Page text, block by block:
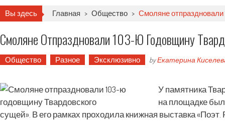
Вы здесь Главная > Общество > Смоляне отпраздновали
Смоляне Отпраздновали 103-Ю Годовщину
Общество Разное Эксклюзивно byЕкатерина
У памятника
на площадке был
сущей». В его рамках проходила книжная выставка